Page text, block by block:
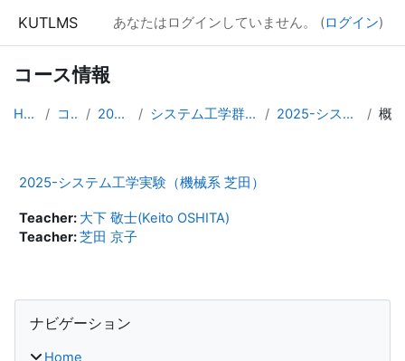
KUTLMS あなたはログインしていません。 (ログイン)
コース情報
Home コース 2025年度 システム工学群専門基礎科目 2025-シス工実験 芝田
2025-システム工学実験（機械系 芝田）
Teacher: 大下 敬士(Keito OSHITA)
Teacher:芝田 京子
ブロック
ナビゲーション
Home